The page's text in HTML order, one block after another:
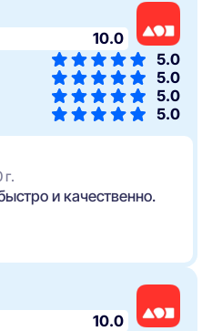
и качественно.
10.0
5.0
5.0
5.0
5.0
10.0